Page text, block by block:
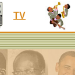
TV